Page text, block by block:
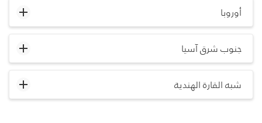
أوروبا
جنوب شرق آسيا
شبه القارة الهندية